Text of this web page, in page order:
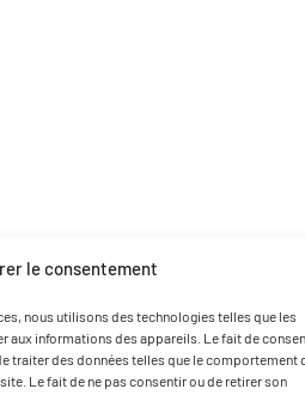
le consentement
nous utilisons des technologies telles que les
aux informations des appareils. Le fait de
traiter des données telles que le comportement
Le fait de ne pas consentir ou de retirer son